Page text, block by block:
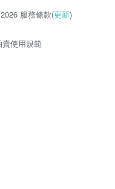
服務條款(更新)
賣使用規範